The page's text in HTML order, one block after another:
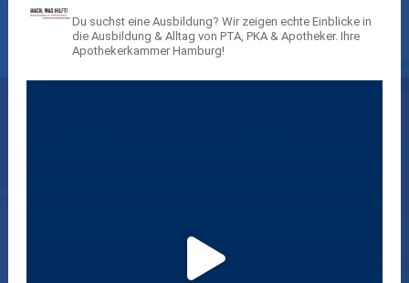
Du suchst eine Ausbildung? Wir zeigen echte Einblicke in
die Ausbildung & Alltag von PTA, PKA & Apotheker. Ihre
Apothekerkammer Hamburg!